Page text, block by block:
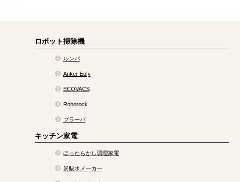
ロボット掃除機
ルンバ
Anker Eufy
ECOVACS
Roborock
ブラーバ
キッチン家電
ほったらかし調理家電
炭酸水メーカー